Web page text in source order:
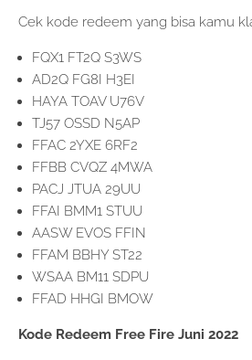
Cek kode redeem yang bisa kamu
FQX1 FT2Q S3WS
AD2Q FG8I H3EI
HAYA TOAV U76V
TJ57 OSSD N5AP
FFAC 2YXE 6RF2
FFBB CVQZ 4MWA
PACJ JTUA 29UU
FFAI BMM1 STUU
AASW EVOS FFIN
FFAM BBHY ST22
WSAA BM11 SDPU
FFAD HHGI BMOW
Kode Redeem Free Fire Juni 2022